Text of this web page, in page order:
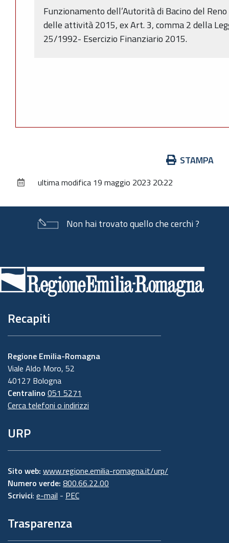
Funzionamento dell’Autorità di Bacino del
delle attività 2015, ex Art. 3, comma 2 della
25/1992- Esercizio Finanziario 2015.
documento
STAMPA
ultima modifica 19 maggio 2023 20:22
Non hai trovato quello che cerchi ?
di
pagina
Recapiti
Regione Emilia-Romagna
Viale Aldo Moro, 52
40127 Bologna
Centralino 051 5271
Cerca telefoni o indirizzi
URP
Sito web: www.regione.emilia-romagna.it/urp/
Numero verde: 800.66.22.00
Scrivici: e-mail - PEC
Trasparenza